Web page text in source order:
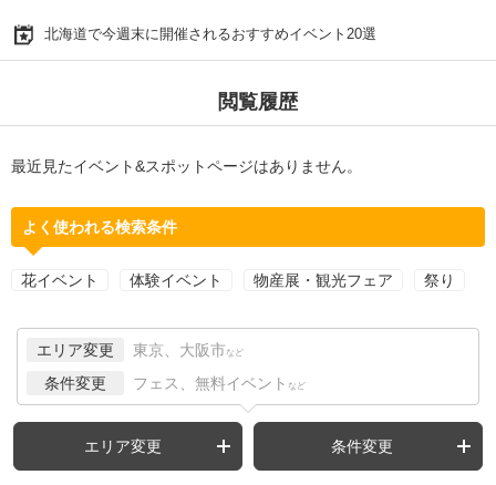
北海道で今週末に開催されるおすすめイベント20選
閲覧履歴
最近見たイベント&スポットページはありません。
よく使われる検索条件
花イベント 体験イベント 物産展・観光フェア 祭り
エリア変更 東京、大阪市 など
条件変更 フェス、無料イベント など
エリア変更 条件変更